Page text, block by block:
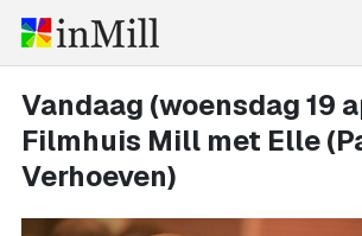
Vandaag (woensdag 19
Filmhuis Mill met Elle
Verhoeven)